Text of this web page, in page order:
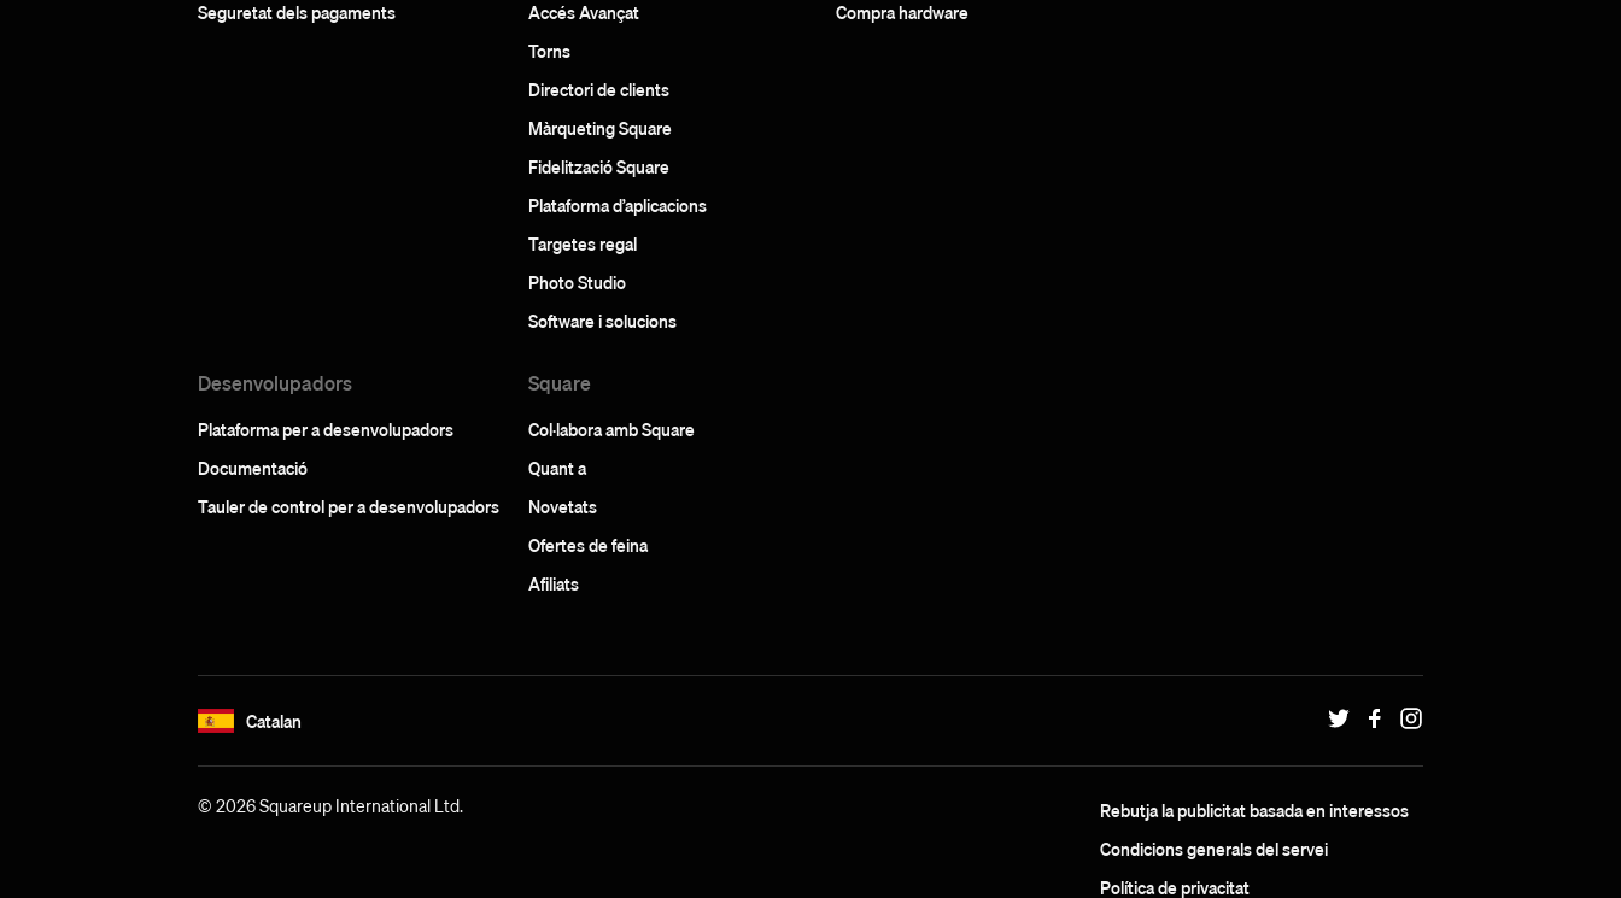
Seguretat dels pagaments
Accés Avançat
Torns
Directori de clients
Màrqueting Square
Fidelització Square
Plataforma d’aplicacions
Targetes regal
Photo Studio
Software i solucions
Compra hardware
Desenvolupadors
Plataforma per a desenvolupadors
Documentació
Tauler de control per a desenvolupadors
Square
Col·labora amb Square
Quant a
Novetats
Ofertes de feina
Afiliats
Catalan
© 2026 Squareup International Ltd.
Rebutja la publicitat basada en interessos
Condicions generals del servei
Política de privacitat